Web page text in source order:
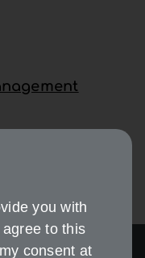
you with
to this
consent at